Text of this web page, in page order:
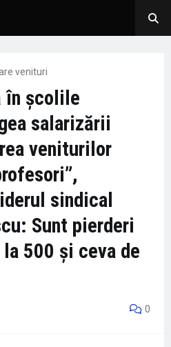
venituri
în școlile
salarizării
veniturilor
sindical
Sunt pierderi
500 și ceva de
0